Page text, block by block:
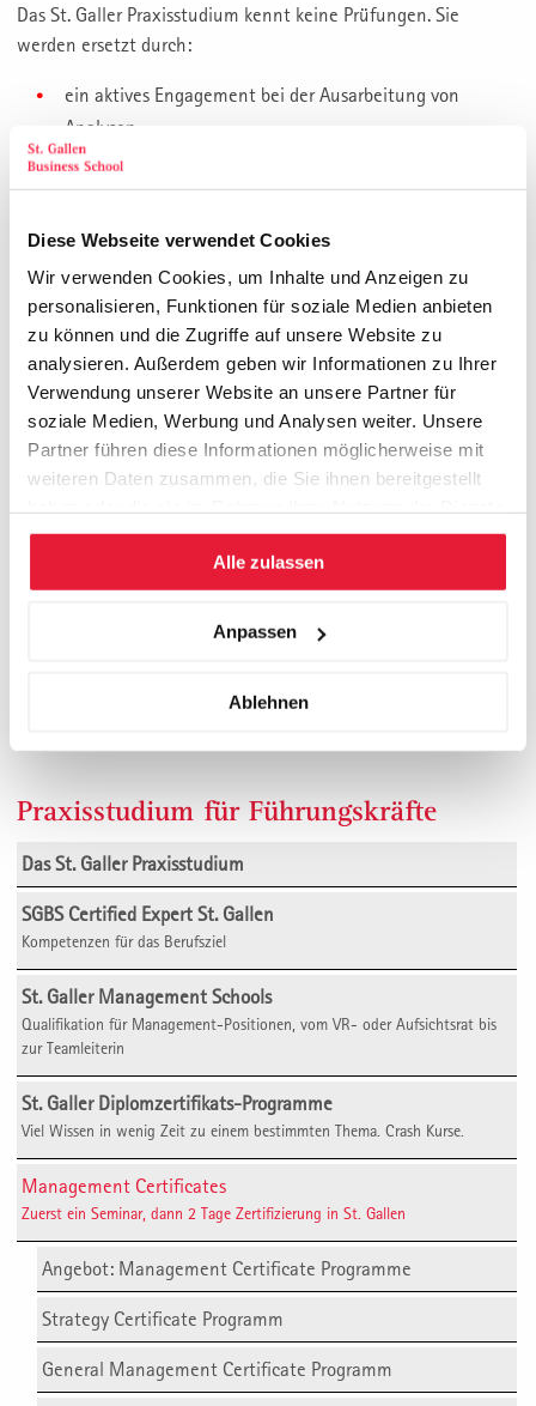
Diese Webseite verwendet Cookies
Wir verwenden Cookies, um Inhalte und Anzeigen zu
personalisieren, Funktionen für soziale Medien anbieten
zu können und die Zugriffe auf unsere Website zu
analysieren. Außerdem geben wir Informationen zu Ihrer
Verwendung unserer Website an unsere Partner für
soziale Medien, Werbung und Analysen weiter. Unsere
Partner führen diese Informationen möglicherweise mit
weiteren Daten zusammen, die Sie ihnen bereitgestellt
gesammelt haben.
Alle zulassen
Anpassen
Ablehnen
Das St. Galler Praxisstudium kennt keine Prüfungen. Sie
werden ersetzt durch:
ein aktives Engagement bei der Ausarbeitung von
Analysen,
dem Erkennen von Handlungsbedarf,
dem Finden geeigneter Lösungsoptionen,
Auswahl zu treffen,
der Formulierung des gewählten Konzepts,
der Planung der Ressourcen, Kompetenzen und des
optimalen Vorgehens bei der Implementierung.
Upgrade – St. Galler Weiterbildungs-
Pyramide
Business School erfolgreich absolviert, kann sich in den
folgenden Jahren Schritt für Schritt in Richtung eines SGBS
„Executive MBA in General Management“ weiterentwickeln.
und für das Upgrade zu EMBA:
Praxisstudium für Führungskräfte
Das St. Galler Praxisstudium
SGBS Certified Expert St. Gallen
Kompetenzen für das Berufsziel
St. Galler Management Schools
Qualifikation für Management-Positionen, vom VR- oder Aufsichtsrat bis
zur Teamleiterin
St. Galler Diplom­zertifikats-Programme
Viel Wissen in wenig Zeit zu einem bestimmten Thema. Crash Kurse.
Management Certificates
Zuerst ein Seminar, dann 2 Tage Zertifizierung in St. Gallen
Angebot: Management Certificate Programme
Strategy Certificate Programm
General Management Certificate Programm